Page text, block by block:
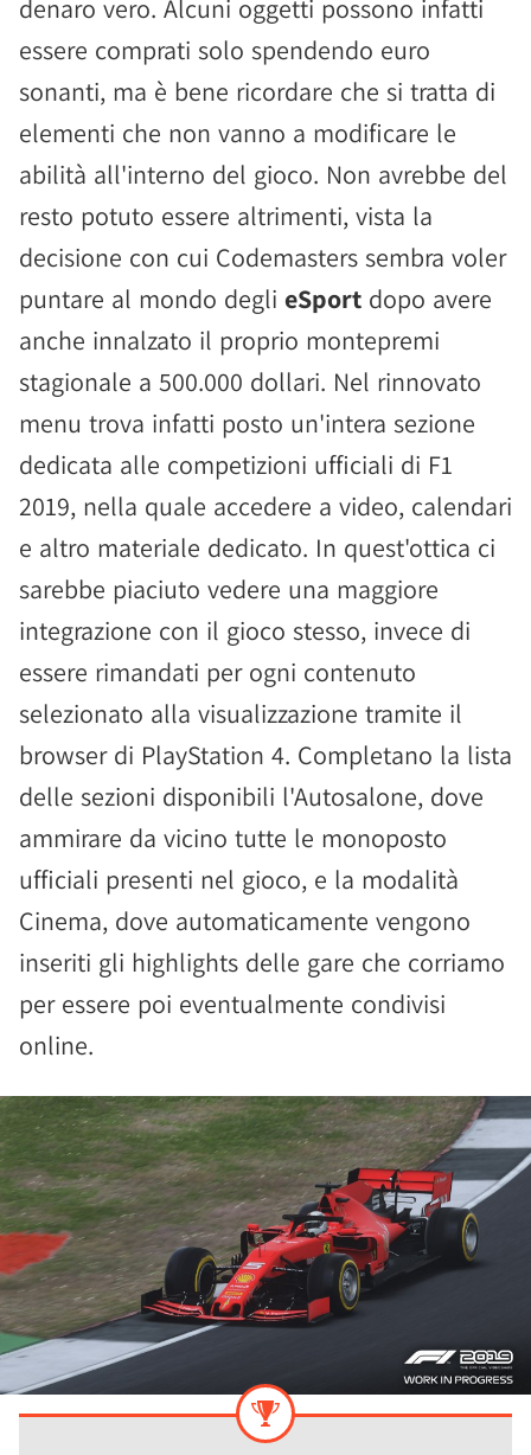
denaro vero. Alcuni oggetti possono infatti
essere comprati solo spendendo euro
sonanti, ma è bene ricordare che si tratta di
elementi che non vanno a modificare le
abilità all'interno del gioco. Non avrebbe del
resto potuto essere altrimenti, vista la
decisione con cui Codemasters sembra voler
puntare al mondo degli eSport dopo avere
anche innalzato il proprio montepremi
stagionale a 500.000 dollari. Nel rinnovato
menu trova infatti posto un'intera sezione
dedicata alle competizioni ufficiali di F1
2019, nella quale accedere a video, calendari
e altro materiale dedicato. In quest'ottica ci
sarebbe piaciuto vedere una maggiore
integrazione con il gioco stesso, invece di
essere rimandati per ogni contenuto
selezionato alla visualizzazione tramite il
browser di PlayStation 4. Completano la lista
delle sezioni disponibili l'Autosalone, dove
ammirare da vicino tutte le monoposto
ufficiali presenti nel gioco, e la modalità
Cinema, dove automaticamente vengono
inseriti gli highlights delle gare che corriamo
per essere poi eventualmente condivisi
online.